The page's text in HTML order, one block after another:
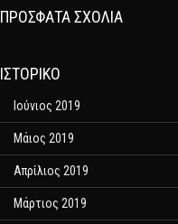
ΠΡΌΣΦΑΤΑ ΣΧΌΛΙΑ
ΙΣΤΟΡΙΚΌ
Ιούνιος 2019
Μάιος 2019
Απρίλιος 2019
Μάρτιος 2019